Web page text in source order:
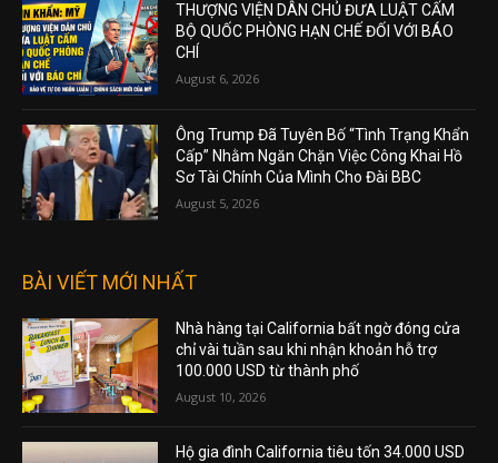
THƯỢNG VIỆN DÂN CHỦ ĐƯA LUẬT CẤM
BỘ QUỐC PHÒNG HẠN CHẾ ĐỐI VỚI BÁO
CHÍ
August 6, 2026
Ông Trump Đã Tuyên Bố “Tình Trạng Khẩn
Cấp” Nhằm Ngăn Chặn Việc Công Khai Hồ
Sơ Tài Chính Của Mình Cho Đài BBC
August 5, 2026
BÀI VIẾT MỚI NHẤT
Nhà hàng tại California bất ngờ đóng cửa
chỉ vài tuần sau khi nhận khoản hỗ trợ
100.000 USD từ thành phố
August 10, 2026
Hộ gia đình California tiêu tốn 34.000 USD